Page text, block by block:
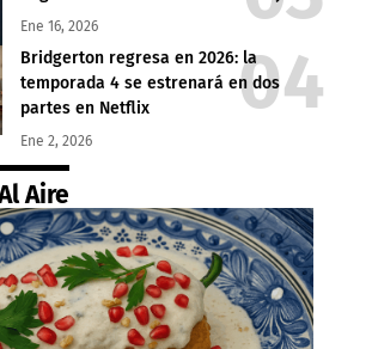
Ene 16, 2026
Bridgerton regresa en 2026: la
temporada 4 se estrenará en dos
partes en Netflix
Ene 2, 2026
Aire